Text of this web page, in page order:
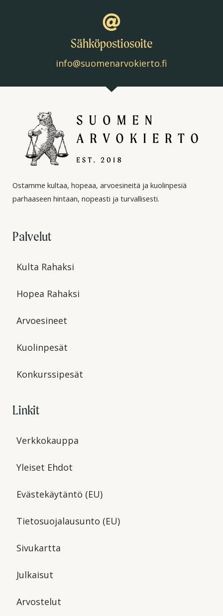
Sähköpostiosoite
info@suomenarvokierto.fi
Ostamme kultaa, hopeaa, arvoesineitä ja kuolinpesiä
parhaaseen hintaan, nopeasti ja turvallisesti.
Palvelut
Kulta Rahaksi
Hopea Rahaksi
Arvoesineet
Kuolinpesät
Konkurssipesät
Linkit
Verkkokauppa
Yleiset Ehdot
Evästekäytäntö (EU)
Tietosuojalausunto (EU)
Sivukartta
Julkaisut
Arvostelut